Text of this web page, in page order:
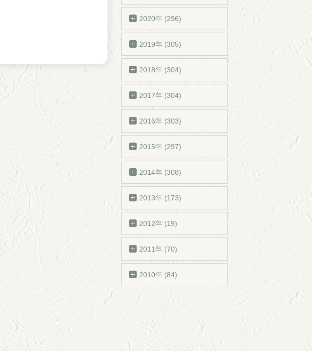
2020年 (296)
2019年 (305)
2018年 (304)
2017年 (304)
2016年 (303)
2015年 (297)
2014年 (308)
2013年 (173)
2012年 (19)
2011年 (70)
2010年 (84)